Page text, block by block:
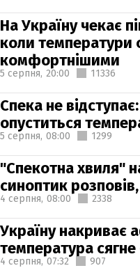
На Україну чекає
коли температури
комфортнішими
5 серпня, 20:00 11336
Спека не
опуститься
5 серпня, 08:00 1299
"Спекотна хвиля"
синоптик
4 серпня, 08:00 2338
Україну накриває
температура сягне
4 серпня, 07:32 907